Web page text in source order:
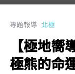
專題報導 北極
【極地
極熊的命